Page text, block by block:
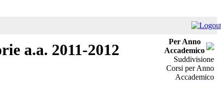
a.a. 2011-2012
Per Anno
Accademico
Suddivisione
Corsi per Anno
Accademico